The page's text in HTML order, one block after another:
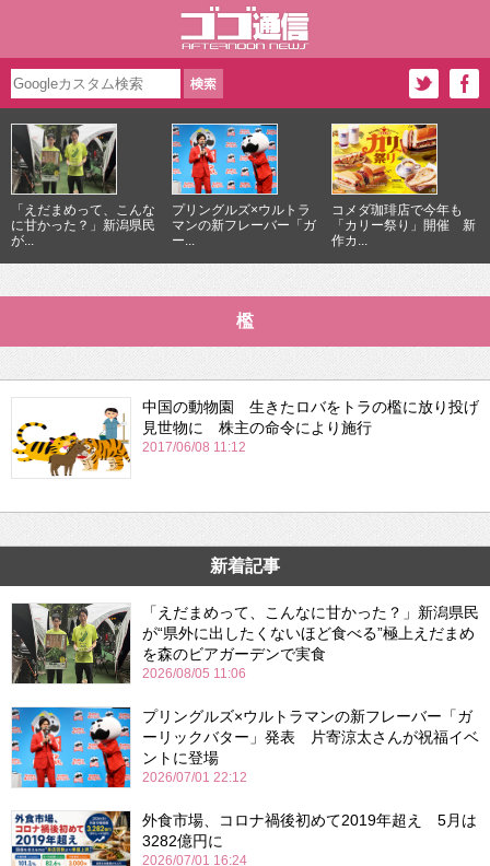
「えだまめって、こんな
に甘かった？」新潟県民
が...
プリングルズ×ウルトラ
マンの新フレーバー「ガ
ー...
コメダ珈琲店で今年も
「カリー祭り」開催 新
作カ...
檻
中国の動物園 生きたロバをトラの檻に放り投げ
見世物に 株主の命令により施行
2017/06/08 11:12
新着記事
「えだまめって、こんなに甘かった？」新潟県民
が“県外に出したくないほど食べる”極上えだまめ
を森のビアガーデンで実食
2026/08/05 11:06
プリングルズ×ウルトラマンの新フレーバー「ガ
ーリックバター」発表 片寄涼太さんが祝福イベ
ントに登場
2026/07/01 22:12
外食市場、コロナ禍後初めて2019年超え 5月は
3282億円に
2026/07/01 16:24